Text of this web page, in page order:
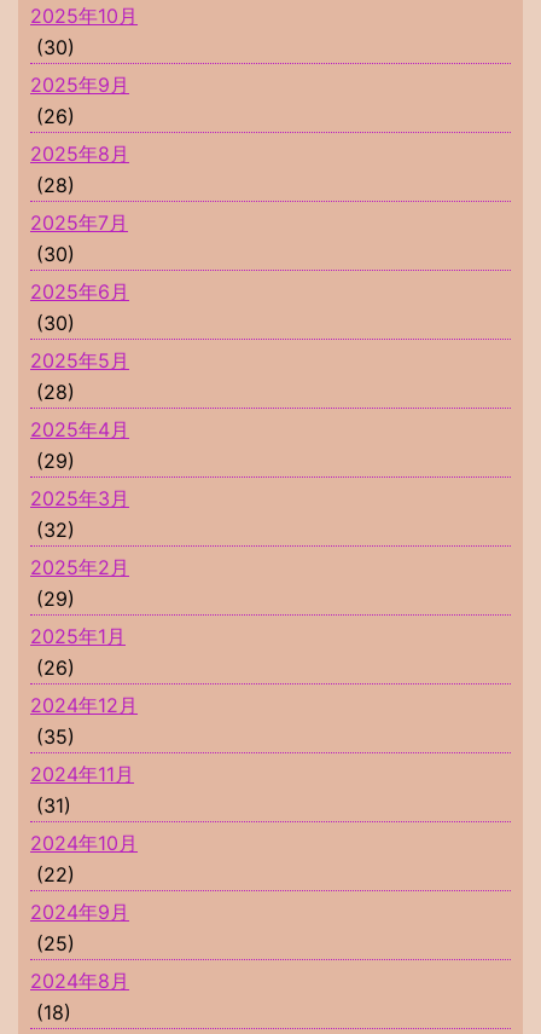
2025年10月
(30)
2025年9月
(26)
2025年8月
(28)
2025年7月
(30)
2025年6月
(30)
2025年5月
(28)
2025年4月
(29)
2025年3月
(32)
2025年2月
(29)
2025年1月
(26)
2024年12月
(35)
2024年11月
(31)
2024年10月
(22)
2024年9月
(25)
2024年8月
(18)